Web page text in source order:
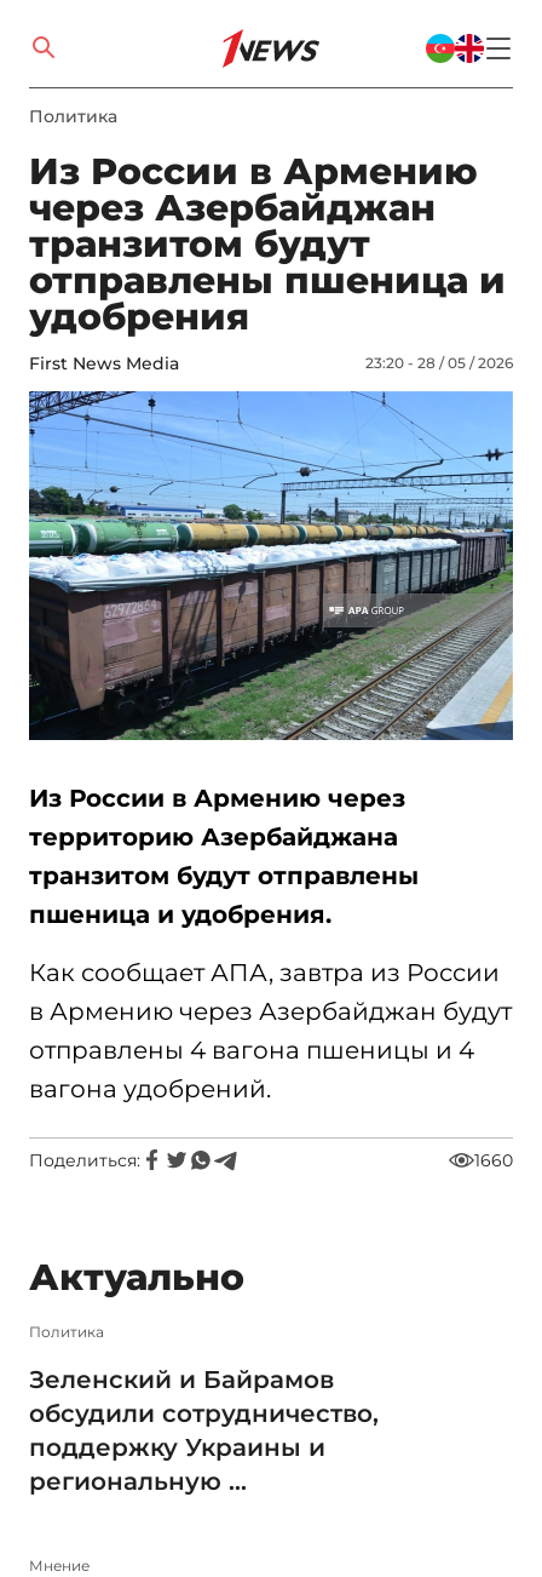
Политика
Из России в Армению
через Азербайджан
транзитом будут
отправлены пшеница и
удобрения
First News Media 23:20 - 28 / 05 / 2026
Из России в Армению через
территорию Азербайджана
транзитом будут отправлены
пшеница и удобрения.
Как сообщает АПА, завтра из России
в Армению через Азербайджан будут
отправлены 4 вагона пшеницы и 4
вагона удобрений.
Поделиться: 1660
Актуально
Политика
Зеленский и Байрамов
обсудили сотрудничество,
поддержку Украины и
региональную ...
Мнение